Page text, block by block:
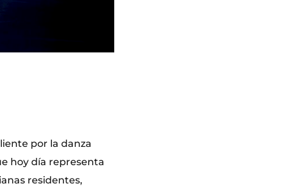
por la danza
hoy día representa
residentes,